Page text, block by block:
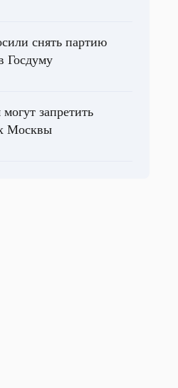
снять партию
Госдуму
запретить
Москвы